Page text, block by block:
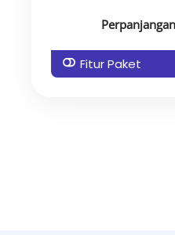
Fitur Paket